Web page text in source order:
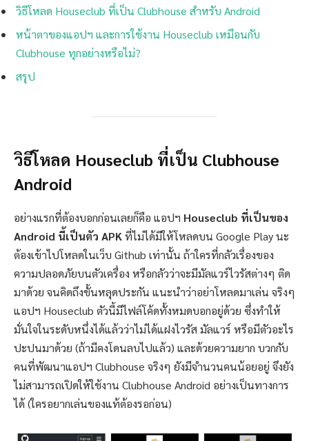
วิธีโหลด Houseclub ที่เป็น Clubhouse สำหรับ Android
หน้าตาของแอปฯ และการใช้งาน Houseclub เหมือนกับ
Clubhouse ทุกอย่างหรือไม่?
สรุป
วิธีโหลด Houseclub ที่เป็น Clubhouse
Android
อย่างแรกที่ต้องบอกก่อนเลยก็คือ แอปฯ Houseclub ที่เป็นของ
Android นี้เป็นตัว APK ที่ไม่ได้มีให้โหลดบน Google Play นะ
ต้องเข้าไปโหลดในเว็บ Github เท่านั้น ถ้าใครที่กลัวเรื่องของ
ความปลอดภัยบนตัวเครื่อง หรือกลัวว่าจะมีมัลแวร์ไวรัสต่างๆ ติด
มาด้วย จนคิดถึงขั้นหลุดประกัน แนะนำว่าอย่าโหลดมาเล่น จริงๆ
แอปฯ Houseclub ตัวนี้มีไฟล์โค้ดทั้งหมดบอกอยู่ด้วย ซึ่งทำให้
มั่นใจในระดับหนึ่งได้แล้วว่าไม่ได้แฝงไวรัส มัลแวร์ หรือมีตัวอะไร
ปะปนมาด้วย (ถ้ามีคงโดนลบไปแล้ว) และด้วยความยาก บวกกับ
คนที่พัฒนาแอปฯ Clubhouse จริงๆ ยังมีจำนวนคนน้อยอยู่ จึงยัง
ไม่สามารถเปิดให้ใช้งาน Clubhouse Android อย่างเป็นทางการ
ได้ (ใครอยากเล่นของแท้ต้องรอก่อน)